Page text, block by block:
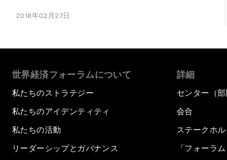
2018年02月27日
世界経済フォーラムについて
私たちのストラテジー
私たちのアイデンティティ
私たちの活動
リーダーシップとガバナンス
詳細
センター（部
会合
ステークホ
「フォーラ